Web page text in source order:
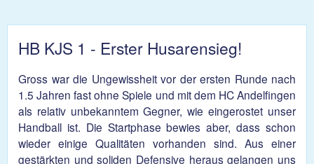
HB KJS 1 - Erster Husarensieg!
Gross war die Ungewissheit vor der ersten Runde nach
1.5 Jahren fast ohne Spiele und mit dem HC Andelfingen
als relativ unbekanntem Gegner, wie eingerostet unser
Handball ist. Die Startphase bewies aber, dass schon
wieder einige Qualitäten vorhanden sind. Aus einer
gestärkten und soliden Defensive heraus gelangen uns